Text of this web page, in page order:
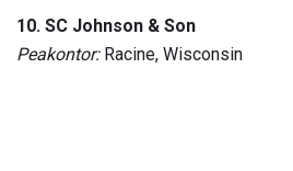
10. SC Johnson & Son
Peakontor: Racine, Wisconsin